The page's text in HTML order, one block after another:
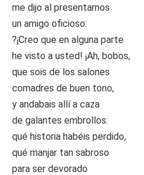
me dijo al presentarnos
un amigo oficioso:
?¡Creo que en alguna parte
he visto a usted! ¡Ah, bobos,
que sois de los salones
comadres de buen tono,
y andabais allí a caza
de galantes embrollos:
qué historia habéis perdido,
qué manjar tan sabroso
para ser devorado